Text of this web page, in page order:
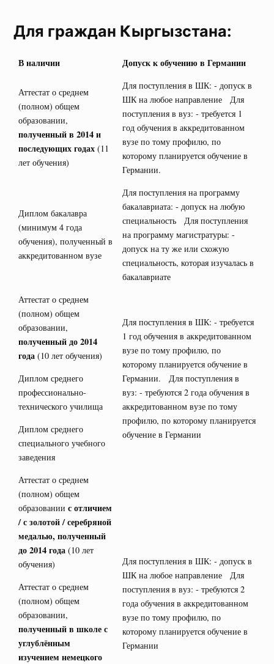
Для граждан Кыргызстана:
В наличии Допуск к обучению в Германии
Аттестат о среднем
(полном) общем
образовании,
полученный в 2014 и
последующих годах (11
лет обучения)
Для поступления в ШК: - допуск в
ШК на любое направление Для
поступления в вуз: - требуется 1
год обучения в аккредитованном
вузе по тому профилю, по
которому планируется обучение в
Германии.
Диплом бакалавра
(минимум 4 года
обучения), полученный в
аккредитованном вузе
Для поступления на программу
бакалавриата: - допуск на любую
специальность Для поступления
на программу магистратуры: -
допуск на ту же или схожую
специальность, которая изучалась в
бакалавриате
Аттестат о среднем
(полном) общем
образовании,
полученный до 2014
года (10 лет обучения)
Для поступления в ШК: - требуется
1 год обучения в аккредитованном
вузе по тому профилю, по
которому планируется обучение в
Германии. Для поступления в
вуз: - требуются 2 года обучения в
аккредитованном вузе по тому
профилю, по которому планируется
обучение в Германии
Диплом среднего
профессионально-
технического училища
Диплом среднего
специального учебного
заведения
Аттестат о среднем
(полном) общем
образовании с отличием
/ с золотой / серебряной
медалью, полученный
до 2014 года(10 лет
обучения)
Для поступления в ШК: - допуск в
ШК на любое направление Для
поступления в вуз: - требуются 2
года обучения в аккредитованном
вузе по тому профилю, по
которому планируется обучение в
Германии
Аттестат о среднем
(полном) общем
образовании,
полученный в школе с
углублённым
изучением немецкого